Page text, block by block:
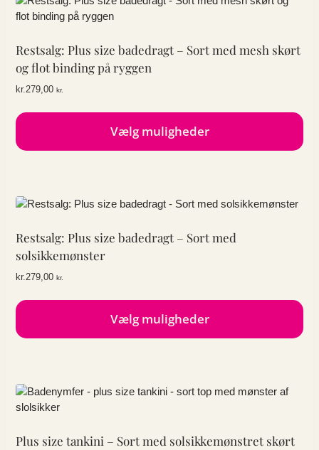
Mulighederne
vælges
på
varesiden
Restsalg: Plus size badedragt – Sort med mesh skørt
og flot binding på ryggen
kr. 279,00 kr.
Vælg muligheder
flere
Mulighederne
kan
på
varesiden
Restsalg: Plus size badedragt – Sort med
solsikkemønster
kr. 279,00 kr.
Vælg muligheder
flere
varianter.
kan
Plus size tankini – Sort med solsikkemønstret skørt